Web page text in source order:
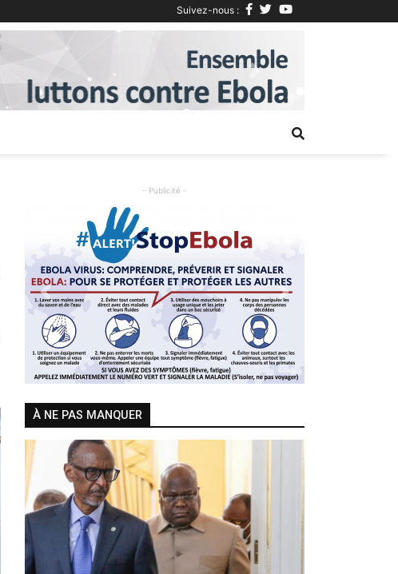
Suivez-nous :
Next
- Publicité -
Previous Next
À NE PAS MANQUER